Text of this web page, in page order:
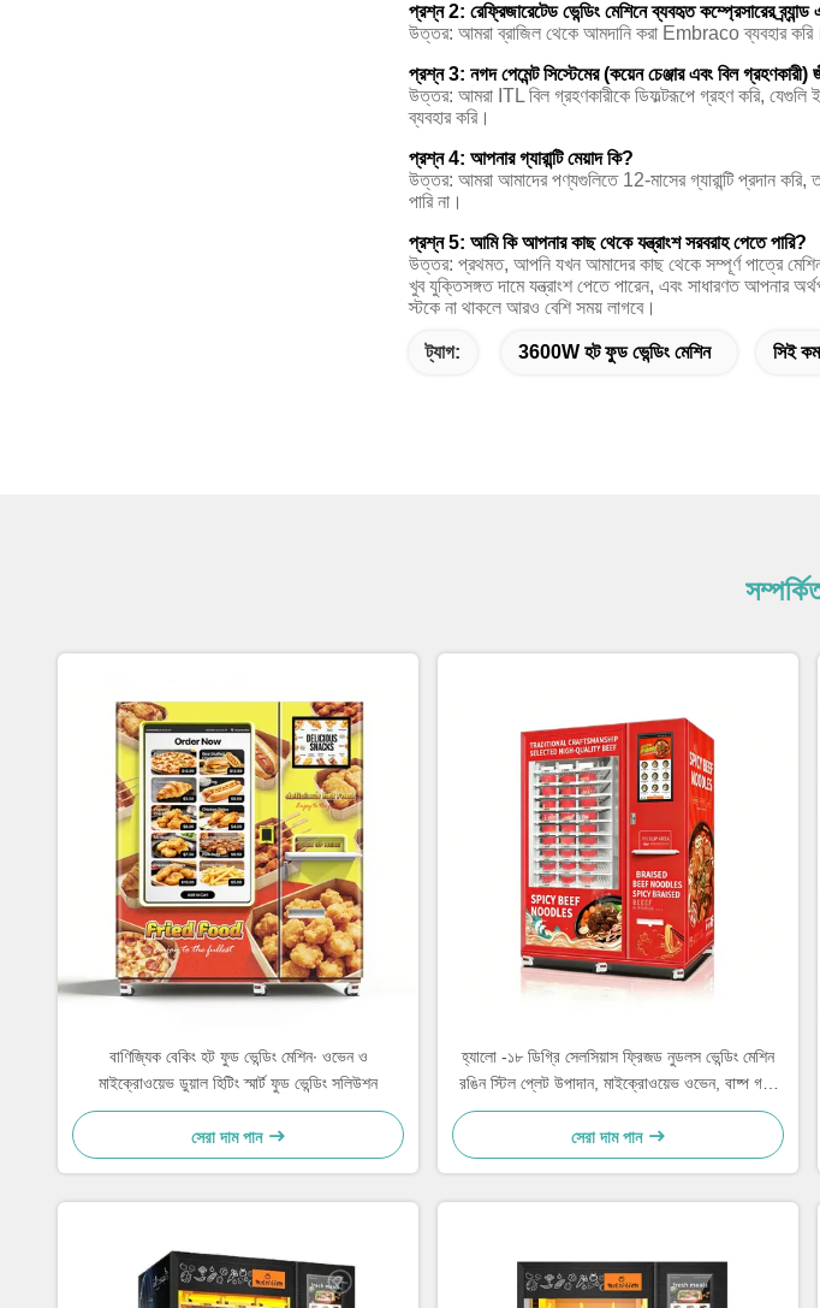
প্রশ্ন 2: রেফ্রিজারেটেড ভেন্ডিং মেশিনে ব্যবহৃত কম্প্রেসারের
উত্তর: আমরা ব্রাজিল থেকে আমদানি করা Embraco ব্যবহার করি।
প্রশ্ন 3: নগদ পেমেন্ট সিস্টেমের (কয়েন চেঞ্জার এবং বিল
উত্তর: আমরা ITL বিল গ্রহণকারীকে ডিফল্টরূপে গ্রহণ করি, যেগুলি
ব্যবহার করি।
প্রশ্ন 4: আপনার গ্যারান্টি মেয়াদ কি?
উত্তর: আমরা আমাদের পণ্যগুলিতে 12-মাসের গ্যারান্টি প্রদান করি,
পারি না।
প্রশ্ন 5: আমি কি আপনার কাছ থেকে যন্ত্রাংশ সরবরাহ পেতে পারি?
উত্তর: প্রথমত, আপনি যখন আমাদের কাছ থেকে সম্পূর্ণ পাত্রে
খুব যুক্তিসঙ্গত দামে যন্ত্রাংশ পেতে পারেন, এবং সাধারণত আপনার
স্টকে না থাকলে আরও বেশি সময় লাগবে।
ট্যাগ: 3600W হট ফুড ভেন্ডিং মেশিন সিই
বাণিজ্যিক বেকিং হট ফুড ভেন্ডিং মেশিন∙ ওভেন ও
মাইক্রোওয়েভ ডুয়াল হিটিং স্মার্ট ফুড ভেন্ডিং সলিউশন
সেরা দাম পান
হ্যালো -১৮ ডিগ্রি সেলসিয়াস ফ্রিজড নুডলস ভেন্ডিং মেশিন
রঙিন স্টিল প্লেট উপাদান, মাইক্রোওয়েভ ওভেন, বাষ্প গরম
35 সেকেন্ডের জন্য, পরিবেশন
সেরা দাম পান